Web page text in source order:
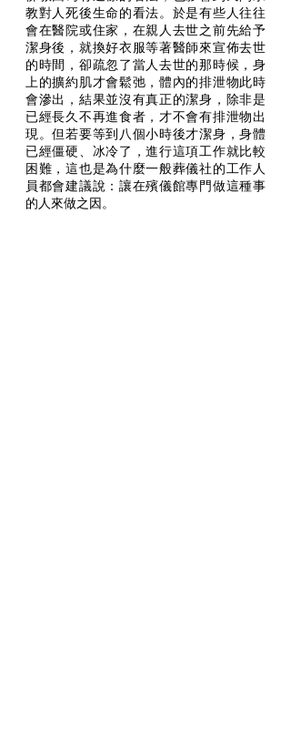
教對人死後生命的看法。於是有些人往往
會在醫院或住家，在親人去世之前先給予
潔身後，就換好衣服等著醫師來宣佈去世
的時間，卻疏忽了當人去世的那時候，身
上的擴約肌才會鬆弛，體內的排泄物此時
會滲出，結果並沒有真正的潔身，除非是
已經長久不再進食者，才不會有排泄物出
現。但若要等到八個小時後才潔身，身體
已經僵硬、冰冷了，進行這項工作就比較
困難，這也是為什麼一般葬儀社的工作人
員都會建議說：讓在殯儀館專門做這種事
的人來做之因。